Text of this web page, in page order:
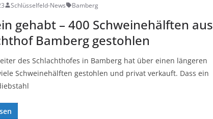
Schlüsselfeld-News Bamberg
gehabt – 400 Schweinehälften aus
Bamberg gestohlen
des Schlachthofes in Bamberg hat über einen längeren
Schweinehälften gestohlen und privat verkauft. Dass ein